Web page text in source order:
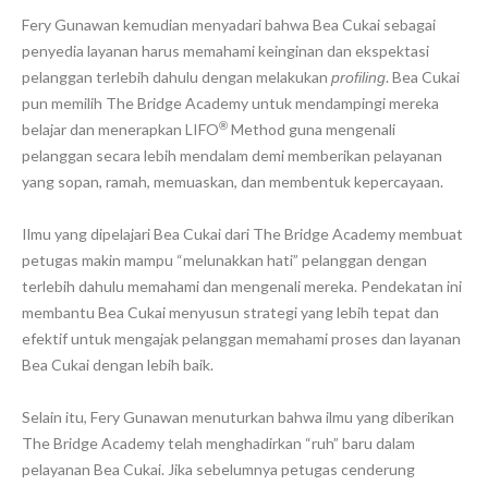
Fery Gunawan kemudian menyadari bahwa Bea Cukai sebagai
penyedia layanan harus memahami keinginan dan ekspektasi
pelanggan terlebih dahulu dengan melakukan profiling. Bea Cukai
pun memilih The Bridge Academy untuk mendampingi mereka
belajar dan menerapkan LIFO® Method guna mengenali
pelanggan secara lebih mendalam demi memberikan pelayanan
yang sopan, ramah, memuaskan, dan membentuk kepercayaan.
Ilmu yang dipelajari Bea Cukai dari The Bridge Academy membuat
petugas makin mampu “melunakkan hati” pelanggan dengan
terlebih dahulu memahami dan mengenali mereka. Pendekatan ini
membantu Bea Cukai menyusun strategi yang lebih tepat dan
efektif untuk mengajak pelanggan memahami proses dan layanan
Bea Cukai dengan lebih baik.
Selain itu, Fery Gunawan menuturkan bahwa ilmu yang diberikan
The Bridge Academy telah menghadirkan “ruh” baru dalam
pelayanan Bea Cukai. Jika sebelumnya petugas cenderung